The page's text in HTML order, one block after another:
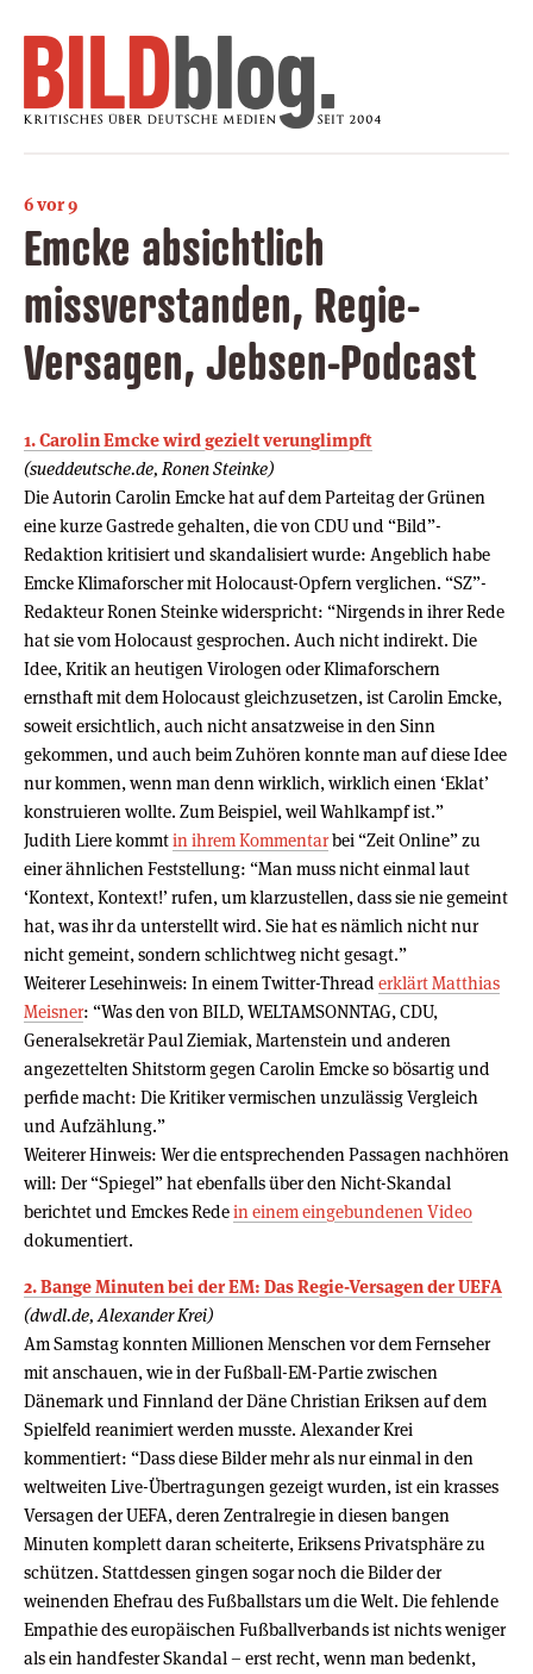
6 vor 9
Emcke absichtlich
missverstanden, Regie-
Versagen, Jebsen-Podcast
1. Carolin Emcke wird gezielt verunglimpft
(sueddeutsche.de, Ronen Steinke)
Die Autorin Carolin Emcke hat auf dem Parteitag der Grünen
eine kurze Gastrede gehalten, die von CDU und “Bild”-
Redaktion kritisiert und skandalisiert wurde: Angeblich habe
Emcke Klimaforscher mit Holocaust-Opfern verglichen. “SZ”-
Redakteur Ronen Steinke widerspricht: “Nirgends in ihrer Rede
hat sie vom Holocaust gesprochen. Auch nicht indirekt. Die
Idee, Kritik an heutigen Virologen oder Klimaforschern
ernsthaft mit dem Holocaust gleichzusetzen, ist Carolin Emcke,
soweit ersichtlich, auch nicht ansatzweise in den Sinn
gekommen, und auch beim Zuhören konnte man auf diese Idee
nur kommen, wenn man denn wirklich, wirklich einen ‘Eklat’
konstruieren wollte. Zum Beispiel, weil Wahlkampf ist.”
Judith Liere kommtin ihrem Kommentarbei “Zeit Online” zu
einer ähnlichen Feststellung: “Man muss nicht einmal laut
‘Kontext, Kontext!’ rufen, um klarzustellen, dass sie nie gemeint
hat, was ihr da unterstellt wird. Sie hat es nämlich nicht nur
nicht gemeint, sondern schlichtweg nicht gesagt.”
Weiterer Lesehinweis: In einem Twitter-Thread erklärt Matthias
Meisner: “Was den von BILD, WELTAMSONNTAG, CDU,
Generalsekretär Paul Ziemiak, Martenstein und anderen
angezettelten Shitstorm gegen Carolin Emcke so bösartig und
perfide macht: Die Kritiker vermischen unzulässig Vergleich
und Aufzählung.”
Weiterer Hinweis: Wer die entsprechenden Passagen nachhören
will: Der “Spiegel” hat ebenfalls über den Nicht-Skandal
berichtet und Emckes Redein einem eingebundenen Video
dokumentiert.
2. Bange Minuten bei der EM: Das Regie-Versagen der UEFA
(dwdl.de, Alexander Krei)
Am Samstag konnten Millionen Menschen vor dem Fernseher
mit anschauen, wie in der Fußball-EM-Partie zwischen
Dänemark und Finnland der Däne Christian Eriksen auf dem
Spielfeld reanimiert werden musste. Alexander Krei
kommentiert: “Dass diese Bilder mehr als nur einmal in den
weltweiten Live-Übertragungen gezeigt wurden, ist ein krasses
Versagen der UEFA, deren Zentralregie in diesen bangen
Minuten komplett daran scheiterte, Eriksens Privatsphäre zu
schützen. Stattdessen gingen sogar noch die Bilder der
weinenden Ehefrau des Fußballstars um die Welt. Die fehlende
Empathie des europäischen Fußballverbands ist nichts weniger
als ein handfester Skandal – erst recht, wenn man bedenkt,